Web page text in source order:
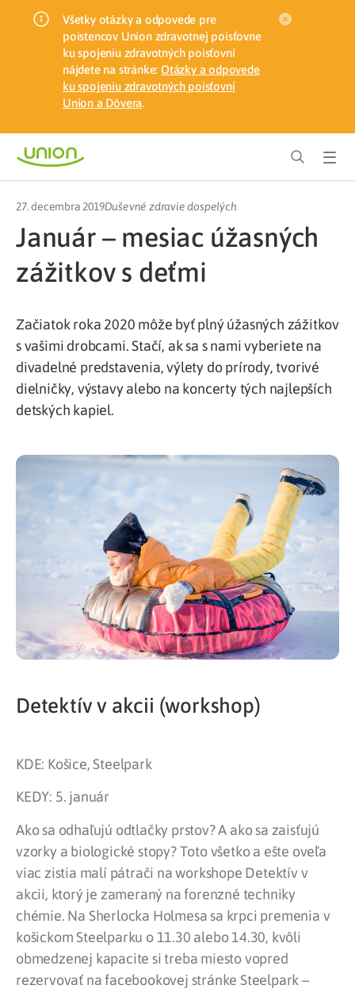
Všetky otázky a odpovede pre
poistencov Union zdravotnej poisťovne
ku spojeniu zdravotných poisťovní
nájdete na stránke: Otázky a odpovede
ku spojeniu zdravotných poisťovní
Union a Dôvera.
27. decembra 2019Duševné zdravie dospelých
Január – mesiac úžasných
zážitkov s deťmi
Začiatok roka 2020 môže byť plný úžasných zážitkov
s vašimi drobcami. Stačí, ak sa s nami vyberiete na
divadelné predstavenia, výlety do prírody, tvorivé
dielničky, výstavy alebo na koncerty tých najlepších
detských kapiel.
Detektív v akcii (workshop)
KDE: Košice, Steelpark
KEDY: 5. január
Ako sa odhaľujú odtlačky prstov? A ako sa zaisťujú
vzorky a biologické stopy? Toto všetko a ešte oveľa
viac zistia malí pátrači na workshope Detektív v
akcii, ktorý je zameraný na forenzné techniky
chémie. Na Sherlocka Holmesa sa krpci premenia v
košickom Steelparku o 11.30 alebo 14.30, kvôli
obmedzenej kapacite si treba miesto vopred
rezervovať na facebookovej stránke Steelpark –